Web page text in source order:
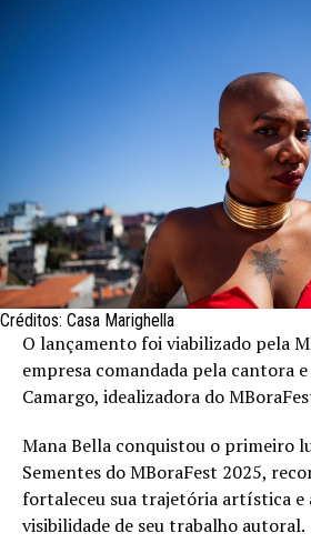
Créditos: Casa Marighella
O lançamento foi viabilizado pela
empresa comandada pela cantora
Camargo, idealizadora do
Mana Bella conquistou o primeiro
Sementes do MBoraFest 2025,
fortaleceu sua trajetória artística e
visibilidade de seu trabalho autoral.